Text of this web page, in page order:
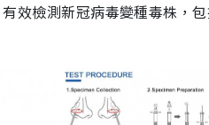
效檢測新冠病毒變種毒株，